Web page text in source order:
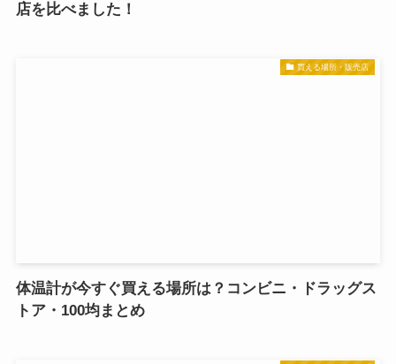
店を比べました！
買える場所・販売店
体温計が今すぐ買える場所は？コンビニ・ドラッグス
トア・100均まとめ